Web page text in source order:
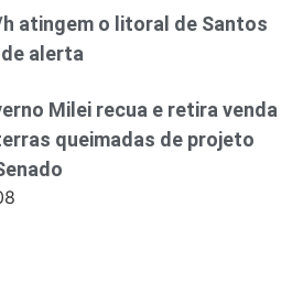
atingem o litoral de Santos
alerta
Milei recua e retira venda
queimadas de projeto